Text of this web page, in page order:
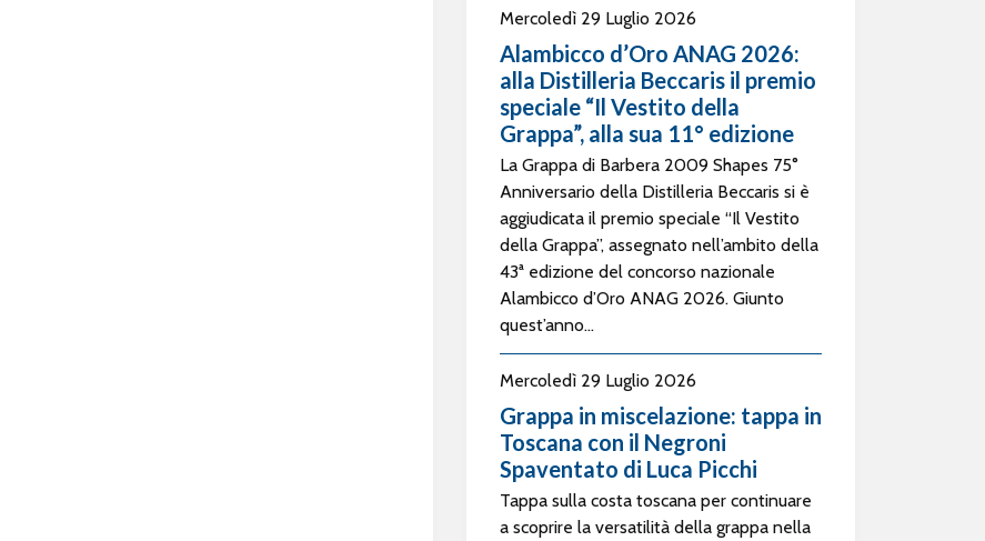
Mercoledì 29 Luglio 2026
Alambicco d’Oro ANAG 2026:
alla Distilleria Beccaris il premio
speciale “Il Vestito della
Grappa”, alla sua 11° edizione
La Grappa di Barbera 2009 Shapes 75°
Anniversario della Distilleria Beccaris si è
aggiudicata il premio speciale “Il Vestito
della Grappa”, assegnato nell’ambito della
43ª edizione del concorso nazionale
Alambicco d’Oro ANAG 2026. Giunto
quest’anno...
Mercoledì 29 Luglio 2026
Grappa in miscelazione: tappa in
Toscana con il Negroni
Spaventato di Luca Picchi
Tappa sulla costa toscana per continuare
a scoprire la versatilità della grappa nella